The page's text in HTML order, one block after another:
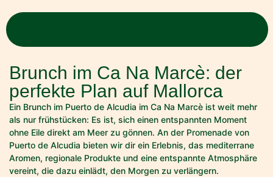
Brunch im Ca Na Marcè: der
perfekte Plan auf Mallorca
Ein Brunch im Puerto de Alcudia im Ca Na Marcè ist weit mehr
als nur frühstücken: Es ist, sich einen entspannten Moment
ohne Eile direkt am Meer zu gönnen. An der Promenade von
Puerto de Alcudia bieten wir dir ein Erlebnis, das mediterrane
Aromen, regionale Produkte und eine entspannte Atmosphäre
vereint, die dazu einlädt, den Morgen zu verlängern.